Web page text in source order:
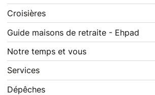
Croisières
Guide maisons de retraite - Ehpad
Notre temps et vous
Services
Dépêches